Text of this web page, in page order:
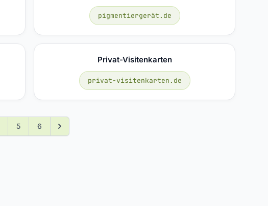
pigmentiergerät.de
Privat-Visitenkarten
privat-visitenkarten.de
5 6